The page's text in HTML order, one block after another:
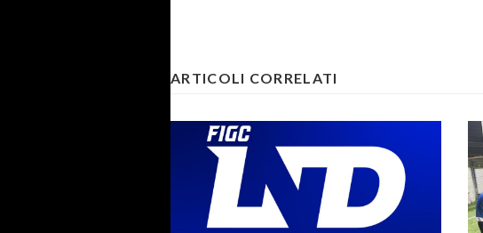
ARTICOLI CORRELATI